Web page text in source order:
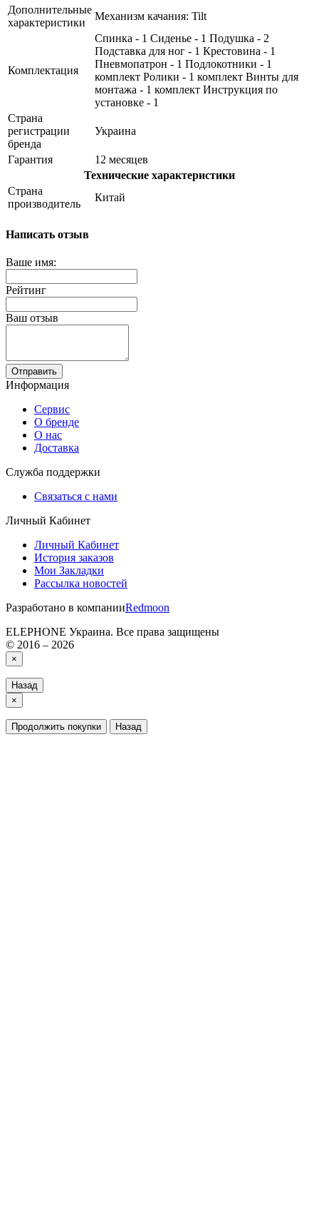
Дополнительные
характеристики
Механизм качания: Tilt
Комплектация
Спинка - 1 Сиденье - 1 Подушка - 2
Подставка для ног - 1 Крестовина - 1
Пневмопатрон - 1 Подлокотники - 1
комплект Ролики - 1 комплект Винты для
монтажа - 1 комплект Инструкция по
установке - 1
Страна
регистрации
бренда
Украина
Гарантия
12 месяцев
Технические характеристики
Страна
производитель
Китай
Написать отзыв
Ваше имя:
Рейтинг
Ваш отзыв
Отправить
Информация
Сервис
О бренде
О нас
Доставка
Служба поддержки
Связаться с нами
Личный Кабинет
Личный Кабинет
История заказов
Мои Закладки
Рассылка новостей
Разработано в компанииRedmoon
ELEPHONE Украина. Все права защищены
© 2016 – 2026
×
Назад
×
Продолжить покупки Назад